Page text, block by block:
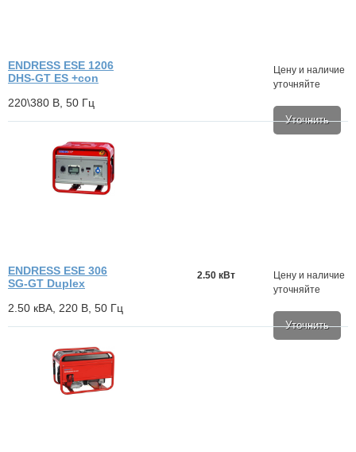
ENDRESS ESE 1206
DHS-GT ES +con
220\380 В, 50 Гц
Цену и наличие
уточняйте
Уточнить
ENDRESS ESE 306
SG-GT Duplex
2.50 кВА, 220 В, 50 Гц
Цену и наличие
уточняйте
Уточнить
2.50 кВт